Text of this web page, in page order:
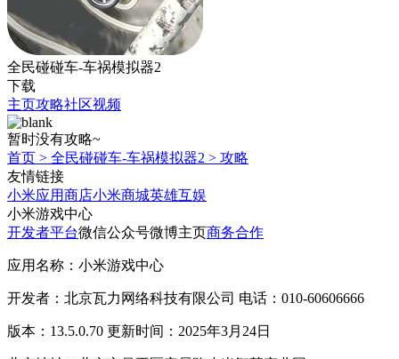
全民碰碰车-车祸模拟器2
下载
主页攻略社区视频
暂时没有攻略~
首页 > 全民碰碰车-车祸模拟器2 > 攻略
友情链接
小米应用商店小米商城英雄互娱
小米游戏中心
开发者平台微信公众号微博主页商务合作
应用名称：小米游戏中心
开发者：北京瓦力网络科技有限公司 电话：010-60606666
版本：13.5.0.70 更新时间：2025年3月24日